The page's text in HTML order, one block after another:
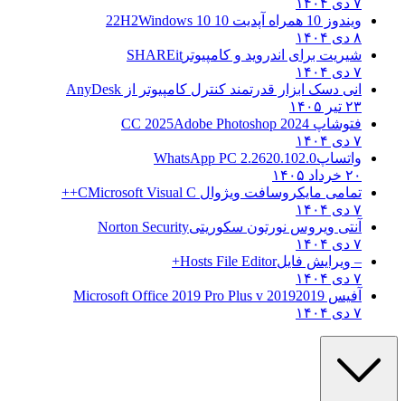
ویندوز 10 همراه آپدیت 10 22H2
Windows 10
شیریت برای اندروید و کامپیوترSHAREit
انی دسک ابزار قدرتمند کنترل کامپیوتر از
AnyDesk
۲۳ تیر ۱۴۰۵
فتوشاپ CC 2025Adobe Photoshop 2024
واتساپWhatsApp PC 2.2620.102.0
تمامی مایکروسافت ویژوال C Microsoft Visual C++
آنتی ویروس نورتون سکوریتیNorton Security
– ویرایش فایلHosts File Editor+
آفیس 20192019 Microsoft Office 2019 Pro Plus v